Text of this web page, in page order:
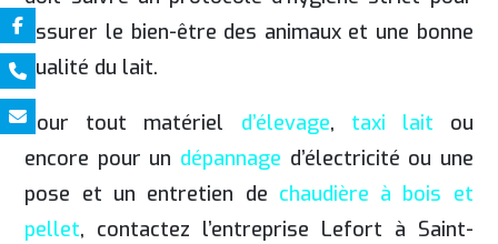
assurer le bien-être des animaux et une bonne
qualité du lait.
Pour tout matériel d’élevage, taxi lait ou
encore pour un dépannage d’électricité ou une
pose et un entretien de chaudière à bois et
pellet, contactez l’entreprise Lefort à Saint-